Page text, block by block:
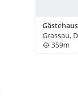
Grassau,
359m